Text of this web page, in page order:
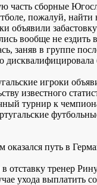
часть сборные
пожалуй, найти
объявили
вообще не
заняв в группе
игроки
известного
турнир к
оказался путь в
отставку тренер
ухода выплатить